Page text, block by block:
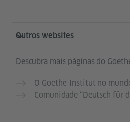
Outros websites
Descubra mais páginas do
O Goethe-Institut no
Comunidade “Deutsch für